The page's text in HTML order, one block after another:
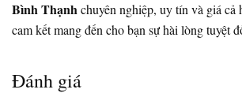
Bình Thạnh chuyên nghiệp, uy tín và giá cả
cam kết mang đến cho bạn sự hài lòng tuyệt
Đánh giá